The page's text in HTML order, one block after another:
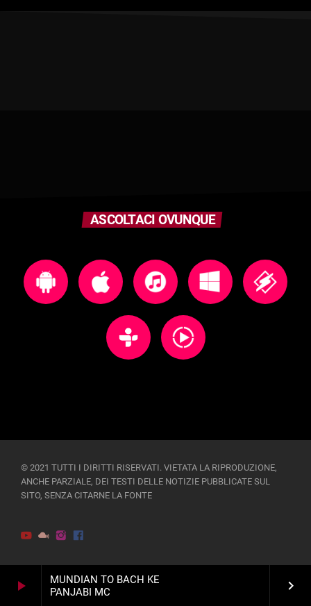
play_arrow
MUNDIAN TO BACH KE
PANJABI MC
keyboard_arrow_right
ASCOLTACI OVUNQUE
© 2021 TUTTI I DIRITTI RISERVATI. VIETATA LA RIPRODUZIONE,
ANCHE PARZIALE, DEI TESTI DELLE NOTIZIE PUBBLICATE SUL
SITO, SENZA CITARNE LA FONTE